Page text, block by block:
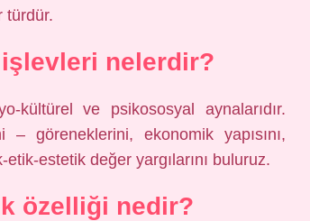
türdür.
nelerdir?
kültürel ve psikososyal aynalarıdır.
göreneklerini, ekonomik yapısını,
estetik değer yargılarını buluruz.
özelliği nedir?